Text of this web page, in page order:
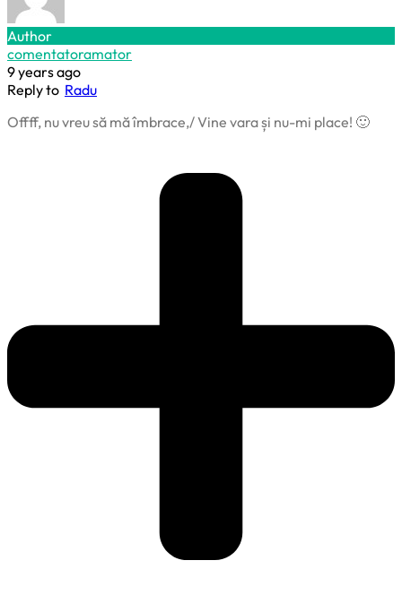
Author
comentatoramator
9 years ago
Reply to Radu
Offff, nu vreu să mă îmbrace,/ Vine vara și nu-mi place! 🙂